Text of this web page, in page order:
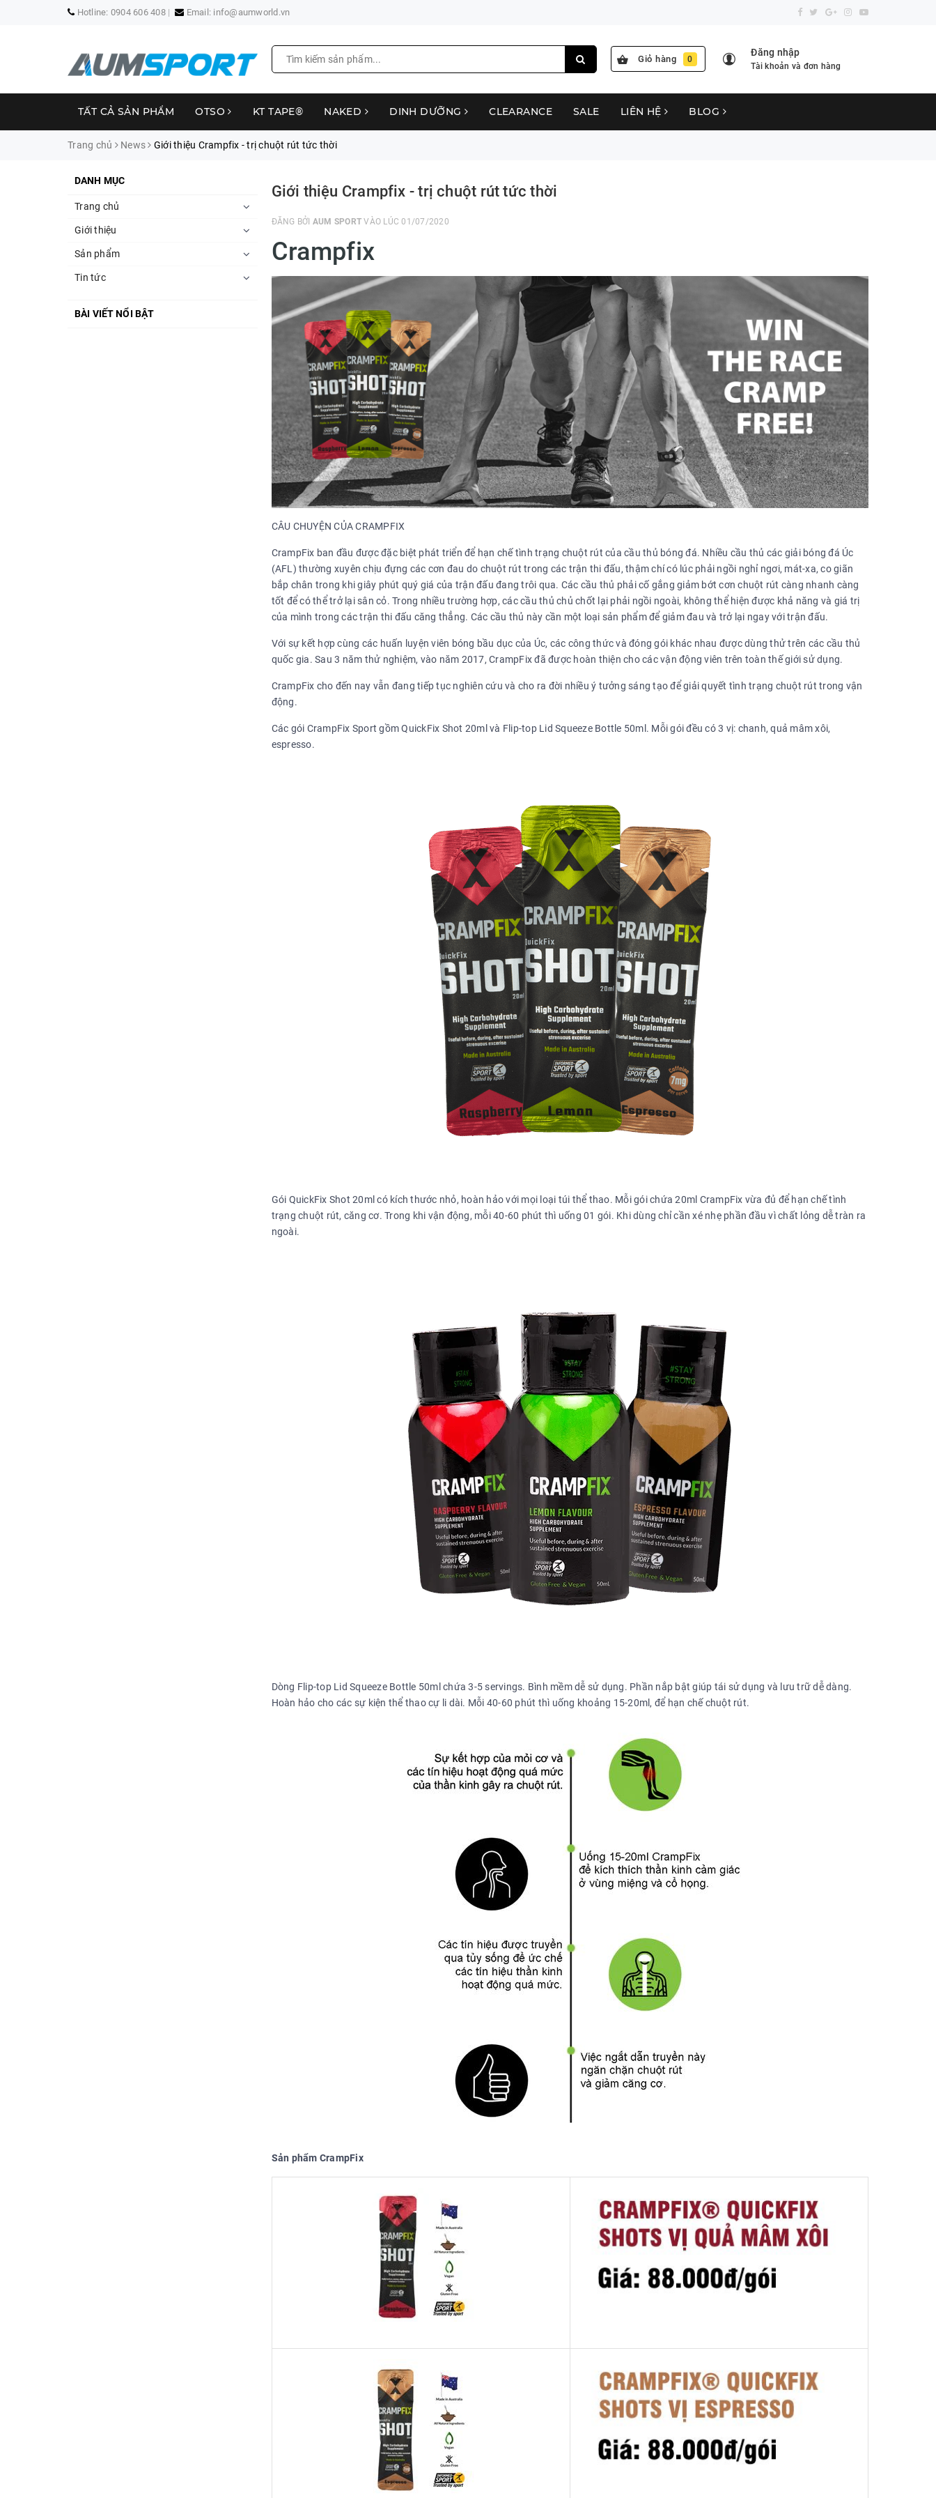
Hotline: 0904 606 408 Email: info@aumworld.vn
Giỏ hàng 0
Đăng nhập
Tài khoản và đơn hàng
TẤT CẢ SẢN PHẨM OTSO KT TAPE® NAKED DINH DƯỠNG CLEARANCE SALE LIÊN HỆ BLOG
Trang chủ News Giới thiệu Crampfix - trị chuột rút tức thời
Giới thiệu Crampfix - trị chuột rút tức thời
ĐĂNG BỞI AUM SPORT VÀO LÚC 01/07/2020
Crampfix
CÂU CHUYỆN CỦA CRAMPFIX
CrampFix ban đầu được đặc biệt phát triển để hạn chế tình trạng chuột rút của cầu thủ bóng đá. Nhiều cầu thủ các giải bóng đá Úc
(AFL) thường xuyên chịu đựng các cơn đau do chuột rút trong các trận thi đấu, thậm chí có lúc phải ngồi nghỉ ngơi, mát-xa, co giãn
bắp chân trong khi giây phút quý giá của trận đấu đang trôi qua. Các cầu thủ phải cố gắng giảm bớt cơn chuột rút càng nhanh càng
tốt để có thể trở lại sân cỏ. Trong nhiều trường hợp, các cầu thủ chủ chốt lại phải ngồi ngoài, không thể hiện được khả năng và giá trị
của mình trong các trận thi đấu căng thẳng. Các cầu thủ này cần một loại sản phẩm để giảm đau và trở lại ngay với trận đấu.
Với sự kết hợp cùng các huấn luyện viên bóng bầu dục của Úc, các công thức và đóng gói khác nhau được dùng thử trên các cầu thủ
quốc gia. Sau 3 năm thử nghiệm, vào năm 2017, CrampFix đã được hoàn thiện cho các vận động viên trên toàn thế giới sử dụng.
CrampFix cho đến nay vẫn đang tiếp tục nghiên cứu và cho ra đời nhiều ý tưởng sáng tạo để giải quyết tình trạng chuột rút trong vận
động.
Các gói CrampFix Sport gồm QuickFix Shot 20ml và Flip-top Lid Squeeze Bottle 50ml. Mỗi gói đều có 3 vị: chanh, quả mâm xôi,
espresso.
Gói QuickFix Shot 20ml có kích thước nhỏ, hoàn hảo với mọi loại túi thể thao. Mỗi gói chứa 20ml CrampFix vừa đủ để hạn chế tình
trạng chuột rút, căng cơ. Trong khi vận động, mỗi 40-60 phút thì uống 01 gói. Khi dùng chỉ cần xé nhẹ phần đầu vì chất lỏng dễ tràn ra
ngoài.
Dòng Flip-top Lid Squeeze Bottle 50ml chứa 3-5 servings. Bình mềm dễ sử dụng. Phần nắp bật giúp tái sử dụng và lưu trữ dễ dàng.
Hoàn hảo cho các sự kiện thể thao cự li dài. Mỗi 40-60 phút thì uống khoảng 15-20ml, để hạn chế chuột rút.
Sản phẩm CrampFix
DANH MỤC
Trang chủ
Giới thiệu
Sản phẩm
Tin tức
BÀI VIẾT NỔI BẬT